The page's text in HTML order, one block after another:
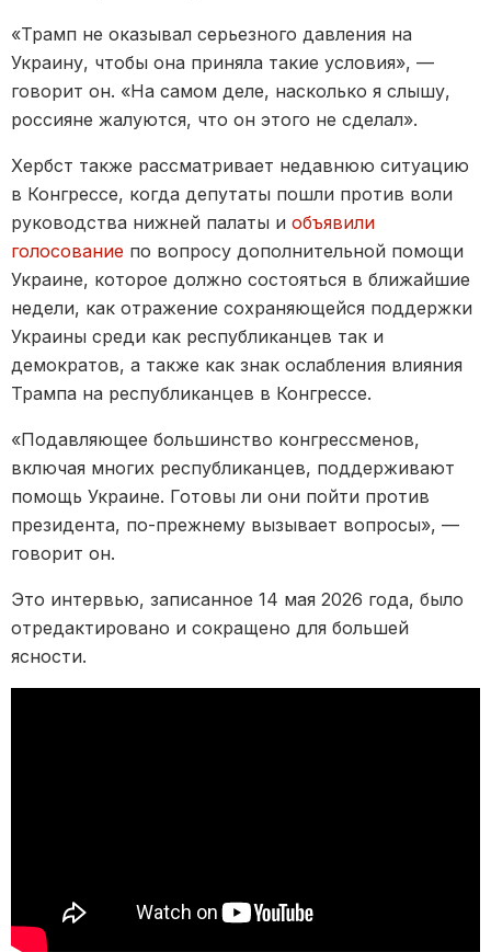
«Трамп не оказывал серьезного давления на
Украину, чтобы она приняла такие условия», —
говорит он. «На самом деле, насколько я слышу,
россияне жалуются, что он этого не сделал».
Хербст также рассматривает недавнюю ситуацию
в Конгрессе, когда депутаты пошли против воли
руководства нижней палаты и объявили
голосование по вопросу дополнительной помощи
Украине, которое должно состояться в ближайшие
недели, как отражение сохраняющейся поддержки
Украины среди как республиканцев так и
демократов, а также как знак ослабления влияния
Трампа на республиканцев в Конгрессе.
«Подавляющее большинство конгрессменов,
включая многих республиканцев, поддерживают
помощь Украине. Готовы ли они пойти против
президента, по-прежнему вызывает вопросы», —
говорит он.
Это интервью, записанное 14 мая 2026 года, было
отредактировано и сокращено для большей
ясности.